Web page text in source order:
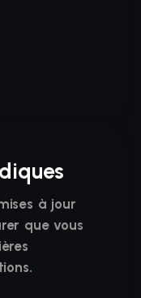
à jour
que vous